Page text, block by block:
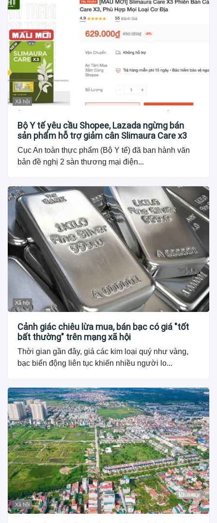
Xã hội
Bộ Y tế yêu cầu Shopee, Lazada ngừng bán
sản phẩm hỗ trợ giảm cân Slimaura Care x3
Cục An toàn thực phẩm (Bộ Y tế) đã ban hành văn
bản đề nghị 2 sàn thương mại điện...
Xã hội
Cảnh giác chiêu lừa mua, bán bạc có giá "tốt
bất thường" trên mạng xã hội
Thời gian gần đây, giá các kim loại quý như vàng,
bạc biến động liên tục khiến nhiều người lo...
Xã hội